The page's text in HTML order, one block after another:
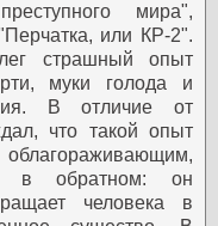
мира",
или КР-2".
страшный опыт
муки голода и
В отличие от
что такой опыт
в обратном: он
человека в